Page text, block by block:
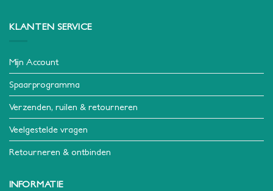
KLANTEN SERVICE
Mijn Account
Spaarprogramma
Verzenden, ruilen & retourneren
Veelgestelde vragen
Retourneren & ontbinden
INFORMATIE